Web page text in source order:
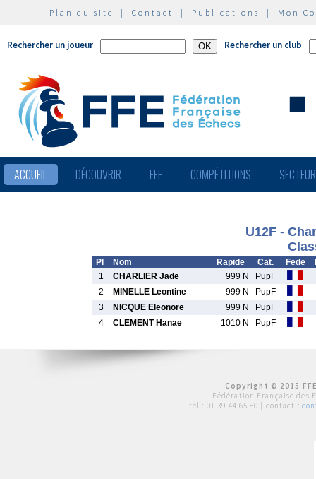
Plan du site | Contact | Publications | Mon
Rechercher un joueur Rechercher un club
ACCUEIL DÉCOUVRIR FFE COMPÉTITIONS
U12F -
Pl Nom Rapide Cat. Fede
1
CHARLIER Jade 999 N
PupF
2
MINELLE Leontine 999 N
PupF
3
NICQUE Eleonore 999 N
PupF
4
CLEMENT Hanae 1010 N PupF
Copyright © 2015
Fédération Française des
tél : 01 39 44 65 80 | contact :